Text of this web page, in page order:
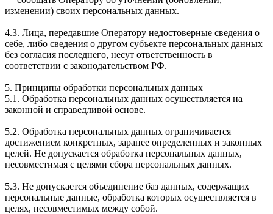
изменении) своих персональных данных.
4.3. Лица, передавшие Оператору недостоверные сведения о
себе, либо сведения о другом субъекте персональных данных
без согласия последнего, несут ответственность в
соответствии с законодательством РФ.
5. Принципы обработки персональных данных
5.1. Обработка персональных данных осуществляется на
законной и справедливой основе.
5.2. Обработка персональных данных ограничивается
достижением конкретных, заранее определенных и законных
целей. Не допускается обработка персональных данных,
несовместимая с целями сбора персональных данных.
5.3. Не допускается объединение баз данных, содержащих
персональные данные, обработка которых осуществляется в
целях, несовместимых между собой.